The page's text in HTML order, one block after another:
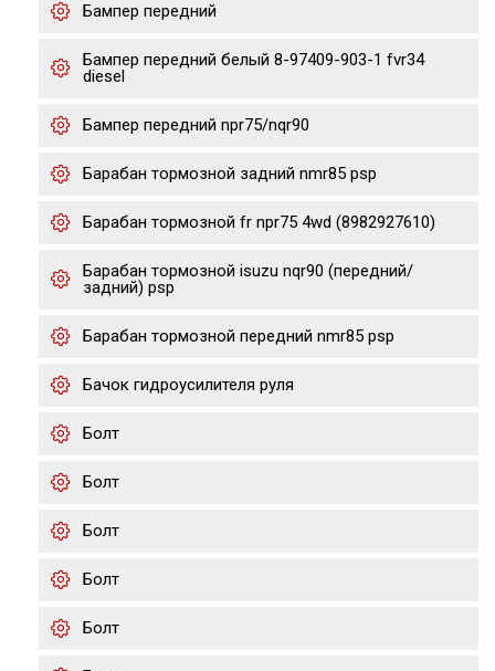
Бампер передний
Бампер передний белый 8-97409-903-1 fvr34
diesel
Бампер передний npr75/nqr90
Барабан тормозной задний nmr85 psp
Барабан тормозной fr npr75 4wd (8982927610)
Барабан тормозной isuzu nqr90 (передний/
задний) psp
Барабан тормозной передний nmr85 psp
Бачок гидроусилителя руля
Болт
Болт
Болт
Болт
Болт